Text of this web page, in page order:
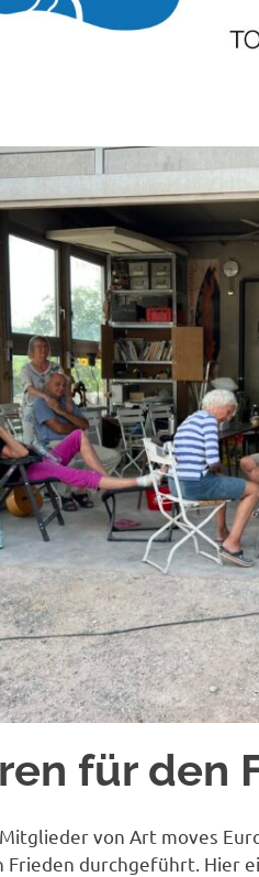
für den
von Art moves
Frieden durchgeführt. Hier